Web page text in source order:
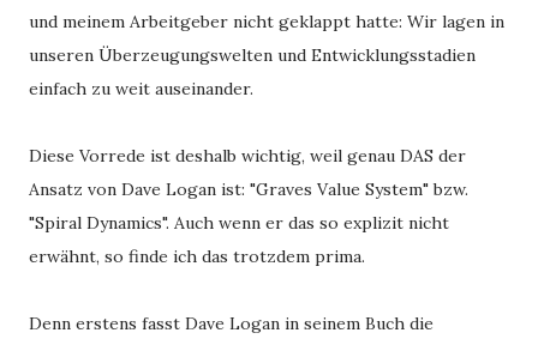
und meinem Arbeitgeber nicht geklappt hatte: Wir lagen in
unseren Überzeugungswelten und Entwicklungsstadien
einfach zu weit auseinander.
Diese Vorrede ist deshalb wichtig, weil genau DAS der
Ansatz von Dave Logan ist: "Graves Value System" bzw.
"Spiral Dynamics". Auch wenn er das so explizit nicht
erwähnt, so finde ich das trotzdem prima.
Denn erstens fasst Dave Logan in seinem Buch die